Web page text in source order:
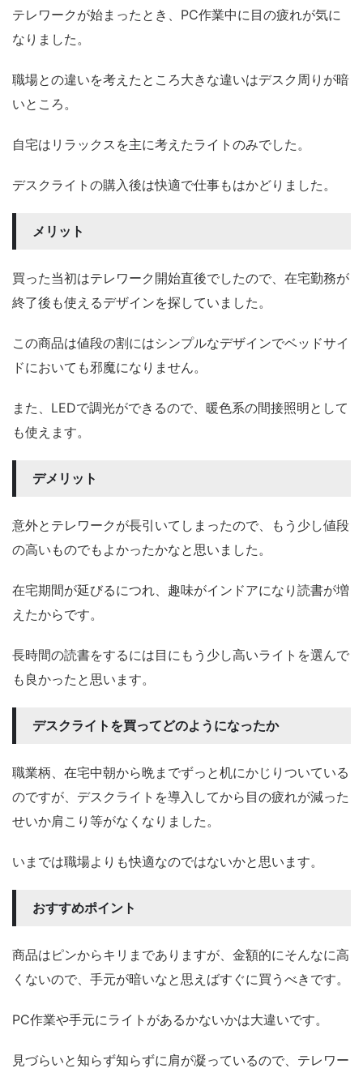
テレワークが始まったとき、PC作業中に目の疲れが気に
なりました。
職場との違いを考えたところ大きな違いはデスク周りが暗
いところ。
自宅はリラックスを主に考えたライトのみでした。
デスクライトの購入後は快適で仕事もはかどりました。
メリット
買った当初はテレワーク開始直後でしたので、在宅勤務が
終了後も使えるデザインを探していました。
この商品は値段の割にはシンプルなデザインでベッドサイ
ドにおいても邪魔になりません。
また、LEDで調光ができるので、暖色系の間接照明として
も使えます。
デメリット
意外とテレワークが長引いてしまったので、もう少し値段
の高いものでもよかったかなと思いました。
在宅期間が延びるにつれ、趣味がインドアになり読書が増
えたからです。
長時間の読書をするには目にもう少し高いライトを選んで
も良かったと思います。
デスクライトを買ってどのようになったか
職業柄、在宅中朝から晩までずっと机にかじりついている
のですが、デスクライトを導入してから目の疲れが減った
せいか肩こり等がなくなりました。
いまでは職場よりも快適なのではないかと思います。
おすすめポイント
商品はピンからキリまでありますが、金額的にそんなに高
くないので、手元が暗いなと思えばすぐに買うべきです。
PC作業や手元にライトがあるかないかは大違いです。
見づらいと知らず知らずに肩が凝っているので、テレワー